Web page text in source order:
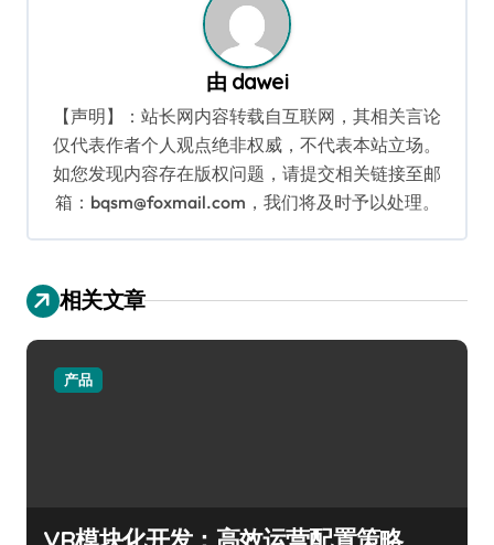
由 dawei
【声明】：站长网内容转载自互联网，其相关言论
仅代表作者个人观点绝非权威，不代表本站立场。
如您发现内容存在版权问题，请提交相关链接至邮
箱：bqsm@foxmail.com，我们将及时予以处理。
相关文章
产品